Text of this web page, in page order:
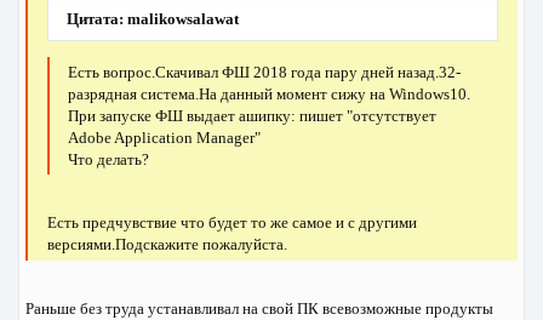
Цитата: malikowsalawat
Есть вопрос.Скачивал ФШ 2018 года пару дней назад.32-
разрядная система.На данный момент сижу на Windows10.
При запуске ФШ выдает ашипку: пишет "отсутствует
Adobe Application Manager"
Что делать?
Есть предчувствие что будет то же самое и с другими
версиями.Подскажите пожалуйста.
Раньше без труда устанавливал на свой ПК всевозможные продукты